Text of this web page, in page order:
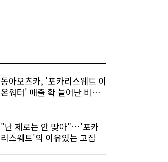
동아오츠카, '포카리스웨트 이
온워터' 매출 확 늘어난 비결
"난 제로는 안 맞아"…'포카
리스웨트'의 이유있는 고집